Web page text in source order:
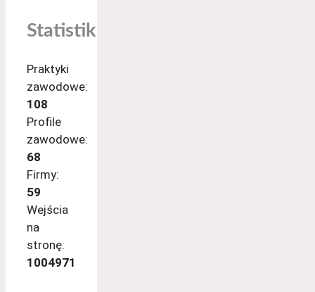
Statistik
Praktyki
zawodowe:
108
Profile
zawodowe:
68
Firmy:
59
Wejścia
na
stronę:
1004971